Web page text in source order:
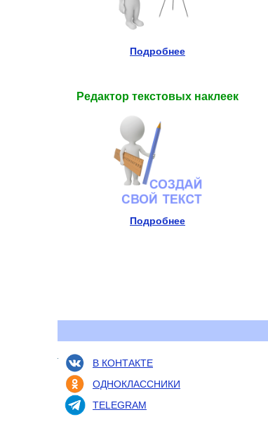
Подробнее
Редактор текстовых наклеек
Подробнее
В КОНТАКТЕ
ОДНОКЛАССНИКИ
TELEGRAM